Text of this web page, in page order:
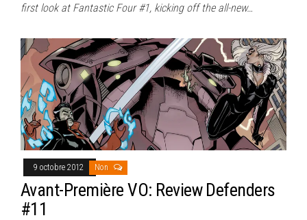
first look at Fantastic Four #1, kicking off the all-new…
9 octobre 2012 Non
Avant-Première VO: Review Defenders
#11